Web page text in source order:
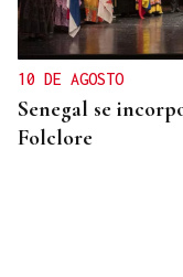
10 DE AGOSTO
Senegal se
Folclore